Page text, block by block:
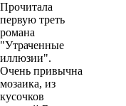
Прочитала
первую треть
романа
"Утраченные
иллюзии".
Очень привычна
мозаика, из
кусочков